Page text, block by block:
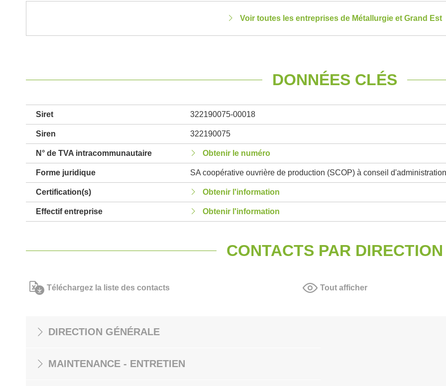
Voir toutes les entreprises de Métallurgie et Grand Est
DONNÉES CLÉS
Siret 322190075-00018
Siren 322190075
N° de TVA intracommunautaire Obtenir le numéro
Forme juridique SA coopérative ouvrière de production (SCOP) à conseil d'administration
Certification(s) Obtenir l'information
Effectif entreprise Obtenir l'information
CONTACTS PAR DIRECTION
Téléchargez la liste des contacts Tout afficher
DIRECTION GÉNÉRALE
MAINTENANCE - ENTRETIEN